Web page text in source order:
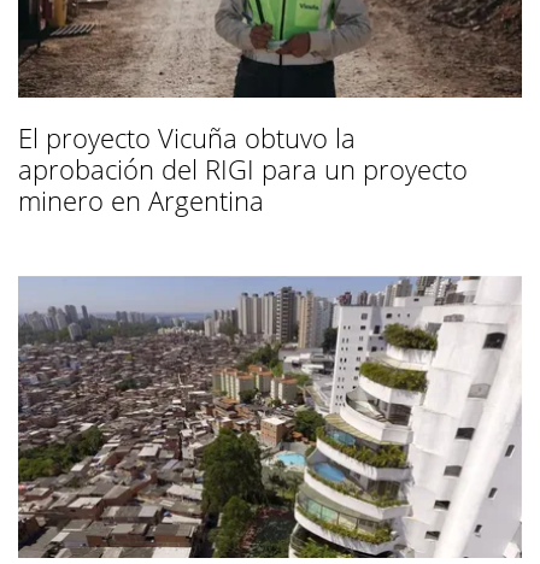
El proyecto Vicuña obtuvo la
aprobación del RIGI para un proyecto
minero en Argentina